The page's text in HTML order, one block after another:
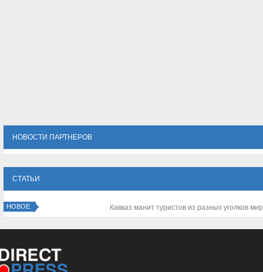
НОВОСТИ ПАРТНЕРОВ
СТАТЬИ
НОВОЕ Зачем нужен корпоративный портал компании?